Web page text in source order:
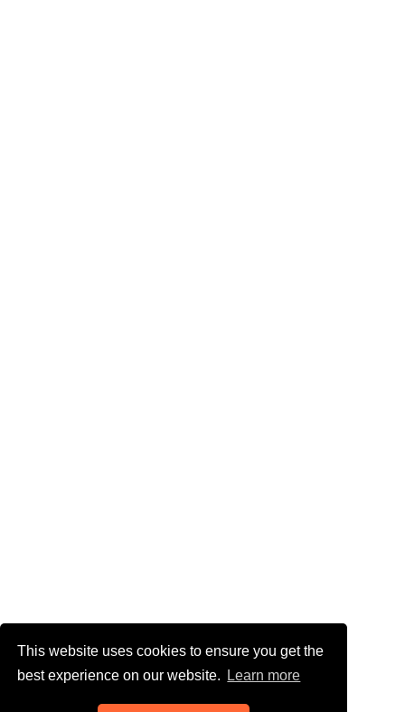
This website uses cookies to ensure you get the
best experience on our website.
Learn more